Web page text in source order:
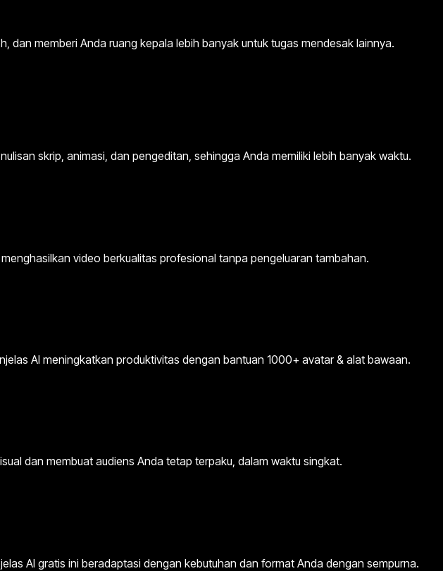
dan memberi Anda ruang kepala lebih banyak untuk tugas mendesak lainnya.
skrip, animasi, dan pengeditan, sehingga Anda memiliki lebih banyak waktu.
video berkualitas profesional tanpa pengeluaran tambahan.
AI meningkatkan produktivitas dengan bantuan 1000+ avatar & alat bawaan.
dan membuat audiens Anda tetap terpaku, dalam waktu singkat.
AI gratis ini beradaptasi dengan kebutuhan dan format Anda dengan sempurna.